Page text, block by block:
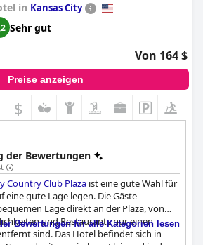
in Kansas City
Sehr gut
Von 164 $
Preise anzeigen
$
der Bewertungen
Country Club Plaza ist eine gute Wahl für
eine gute Lage legen. Die Gäste
Lage direkt an der Plaza, von
und Restaurants nur einen
sind. Das Hotel befindet sich in
Bewertungen für alle Kategorien lesen